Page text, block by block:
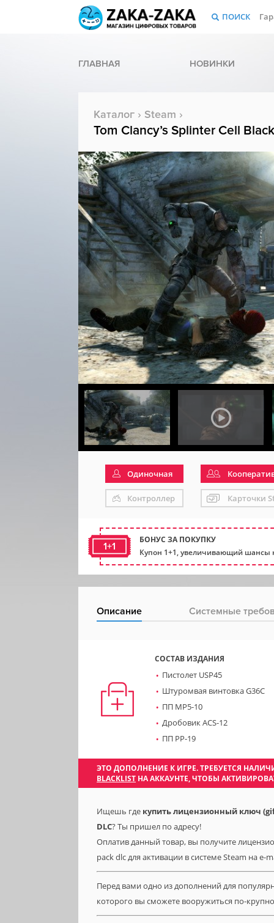
ПОИСК
ГЛАВНАЯ НОВИНКИ
Каталог › Steam ›
Tom Clancy’s Splinter Cell
Одиночная
Контроллер Карточки
1+1
БОНУС ЗА ПОКУПКУ
Купон 1+1, увеличивающий шансы
Описание Системные
СОСТАВ ИЗДАНИЯ
Пистолет USP45
Штуромвая винтовка G36C
ПП MP5-10
Дробовик ACS-12
ПП PP-19
ЭТО ДОПОЛНЕНИЕ К ИГРЕ. ТРЕБУЕТСЯ
BLACKLIST НА АККАУНТЕ, ЧТОБЫ
Ищешь где купить лицензионный ключ
DLC? Ты пришел по адресу!
Оплатив данный товар, вы получите
pack dlc для активации в системе Steam на e-
Перед вами одно из дополнений для
которого вы сможете вооружиться по-